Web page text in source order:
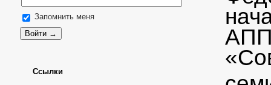
Запомнить меня
Ссылки